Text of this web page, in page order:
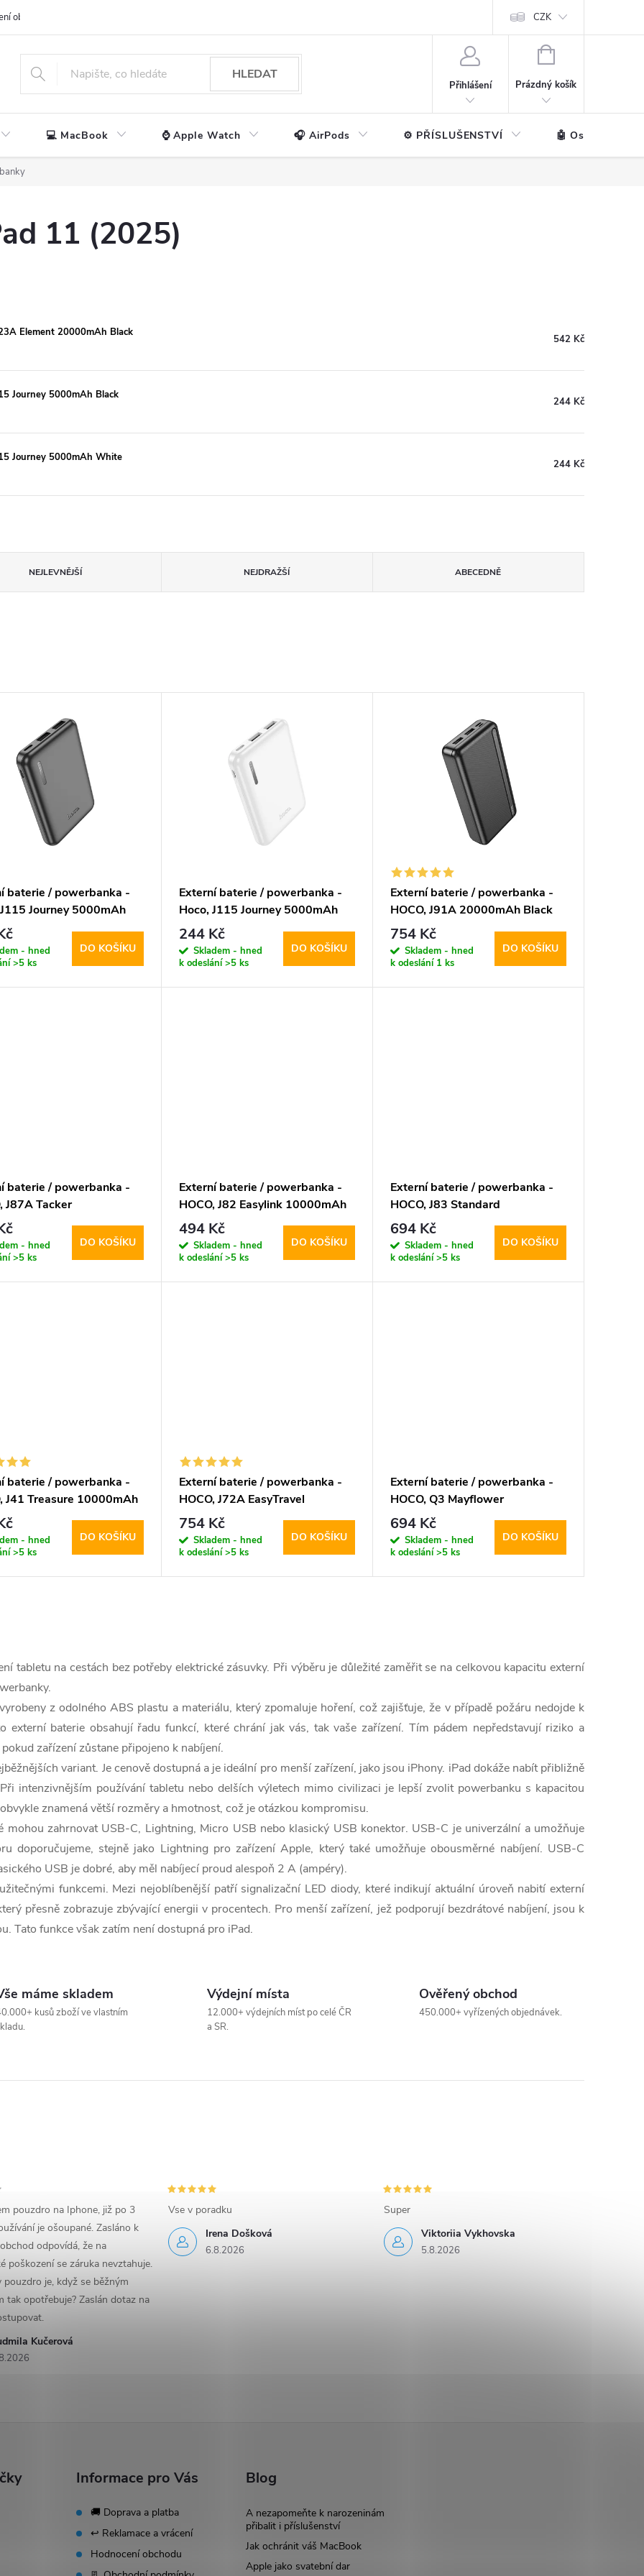
obchodu CZK
HLEDAT
Přihlášení
NÁKUPNÍ
Prázdný košík
💻 MacBook ⌚ Apple Watch 🎧 AirPods ⚙️ PŘÍSLUŠENSTVÍ 🤖 Ostatní
11 (2025)
Element 20000mAh Black
542 Kč
Journey 5000mAh Black
244 Kč
Journey 5000mAh White
244 Kč
NEJLEVNĚJŠÍ NEJDRAŽŠÍ ABECEDNĚ
baterie / powerbanka -
Journey 5000mAh
- hned
>5 ks
DO KOŠÍKU
Externí baterie / powerbanka -
Hoco, J115 Journey 5000mAh
White
244 Kč
Skladem - hned
k odeslání>5 ks
DO KOŠÍKU
Externí baterie / powerbanka -
HOCO, J91A 20000mAh Black
754 Kč
Skladem - hned
k odeslání 1 ks
DO KOŠÍKU
baterie / powerbanka -
J87A Tacker
20000mAh
- hned
>5 ks
DO KOŠÍKU
Externí baterie / powerbanka -
HOCO, J82 Easylink 10000mAh
Black
494 Kč
Skladem - hned
k odeslání>5 ks
DO KOŠÍKU
Externí baterie / powerbanka -
HOCO, J83 Standard
PD20W+QC3.0 10000mAh
Gray
694 Kč
Skladem - hned
k odeslání>5 ks
DO KOŠÍKU
baterie / powerbanka -
J41 Treasure 10000mAh
- hned
>5 ks
DO KOŠÍKU
Externí baterie / powerbanka -
HOCO, J72A EasyTravel
20000mAh Black
754 Kč
Skladem - hned
k odeslání>5 ks
DO KOŠÍKU
Externí baterie / powerbanka -
HOCO, Q3 Mayflower
PD20W+QC3.0 10000mAh
Black
694 Kč
Skladem - hned
k odeslání>5 ks
DO KOŠÍKU
tabletu na cestách bez potřeby elektrické zásuvky. Při výběru je důležité zaměřit se na celkovou kapacitu externí
z odolného ABS plastu a materiálu, který zpomaluje hoření, což zajišťuje, že v případě požáru nedojde k
externí baterie obsahují řadu funkcí, které chrání jak vás, tak vaše zařízení. Tím pádem nepředstavují riziko a
zařízení zůstane připojeno k nabíjení.
variant. Je cenově dostupná a je ideální pro menší zařízení, jako jsou iPhony. iPad dokáže nabít přibližně
intenzivnějším používání tabletu nebo delších výletech mimo civilizaci je lepší zvolit powerbanku s kapacitou
znamená větší rozměry a hmotnost, což je otázkou kompromisu.
mohou zahrnovat USB-C, Lightning, Micro USB nebo klasický USB konektor. USB-C je univerzální a umožňuje
doporučujeme, stejně jako Lightning pro zařízení Apple, který také umožňuje obousměrné nabíjení. USB-C
USB je dobré, aby měl nabíjecí proud alespoň 2 A (ampéry).
funkcemi. Mezi nejoblíbenější patří signalizační LED diody, které indikují aktuální úroveň nabití externí
přesně zobrazuje zbývající energii v procentech. Pro menší zařízení, jež podporují bezdrátové nabíjení, jsou k
Tato funkce však zatím není dostupná pro iPad.
máme skladem
kusů zboží ve vlastním
Výdejní místa
12.000+ výdejních míst po celé ČR
a SR.
Ověřený obchod
450.000+ vyřízených objednávek.
Kučerová
pouzdro na Iphone, již po 3
je ošoupané. Zasláno k
odpovídá, že na
poškození se záruka nevztahuje.
pouzdro je, když se běžným
tak opotřebuje? Zaslán dotaz na
Irena Došková
6.8.2026
Vse v poradku
Viktoriia Vykhovska
5.8.2026
Super
Informace pro Vás
🚚 Doprava a platba
↩️ Reklamace a vrácení
Hodnocení obchodu
Blog
A nezapomeňte k narozeninám
přibalit i příslušenství
Jak ochránit váš MacBook
Apple jako svatební dar